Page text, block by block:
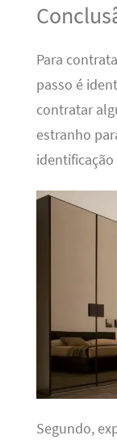
Para
passo é
contratar
estranho
Segundo,